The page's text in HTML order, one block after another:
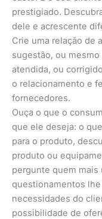
prestigiado.
dele e acrescente
Crie uma relação de
sugestão, ou
atendida, ou
o relacionamento e
fornecedores.
Ouça o que o
que ele deseja: o
para o produto,
produto ou
pergunte quem mais
questionamentos
necessidades do
possibilidade de